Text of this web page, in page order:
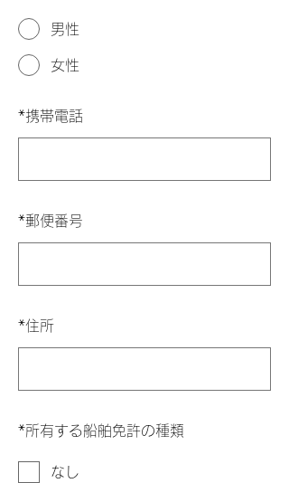
男性
女性
*携帯電話
*郵便番号
*住所
*所有する船舶免許の種類
なし